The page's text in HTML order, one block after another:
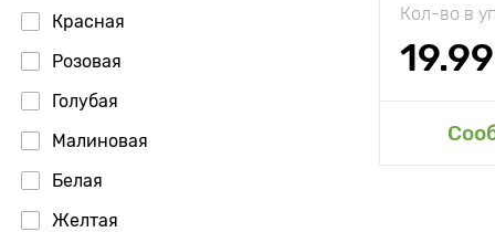
Красная
Розовая
Голубая
Малиновая
Белая
Желтая
Кол-во в
19.99